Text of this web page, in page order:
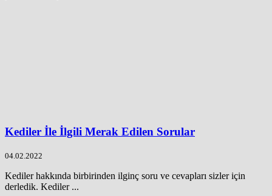
Kediler İle İlgili Merak Edilen Sorular
04.02.2022
Kediler hakkında birbirinden ilginç soru ve cevapları sizler için
derledik. Kediler ...